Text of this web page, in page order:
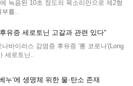
녹음된 10초 정도의 목소리만으로 제2형
부를..
유증 세로토닌 고갈과 관련 있다”
나바이러스 감염증 후유증 '롱 코로나'(Long
세로토닌..
누’에 생명체 위한 물·탄소 존재